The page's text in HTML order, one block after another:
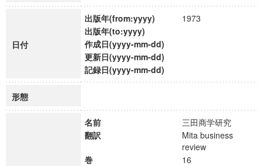
日付
出版年(from:yyyy)
1973
出版年(to:yyyy)
作成日(yyyy-mm-dd)
更新日(yyyy-mm-dd)
記録日(yyyy-mm-dd)
形態
名前
三田商学研究
翻訳
Mita business
review
巻
16